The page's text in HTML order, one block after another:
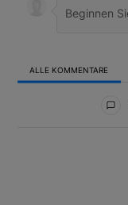
ALLE KOMMENTARE